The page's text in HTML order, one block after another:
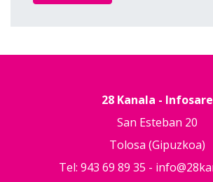
28 Kanala - Infosare
San Esteban 20
Tolosa (Gipuzkoa)
Tel: 943 69 89 35 -